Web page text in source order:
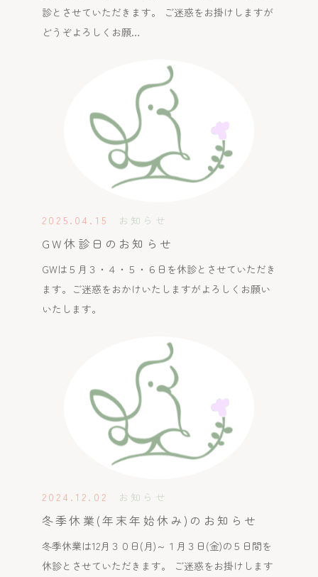
診とさせていただきます。 ご迷惑をお掛けしますが
どうぞよろしくお願…
2025.04.15 お知らせ
GW休診日のお知らせ
GWは５月３・４・５・６日を休診とさせていただき
ます。ご迷惑をおかけいたしますがよろしくお願い
いたします。
2024.12.02 お知らせ
冬季休業(年末年始休み)のお知らせ
冬季休業は12月３０日(月)～１月３日(金)の５日間を
休診とさせていただきます。 ご迷惑をお掛けします